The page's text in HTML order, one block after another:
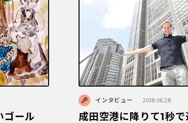
ゴール
インタビュー 2018.06.28
成田空港に降りて1秒で